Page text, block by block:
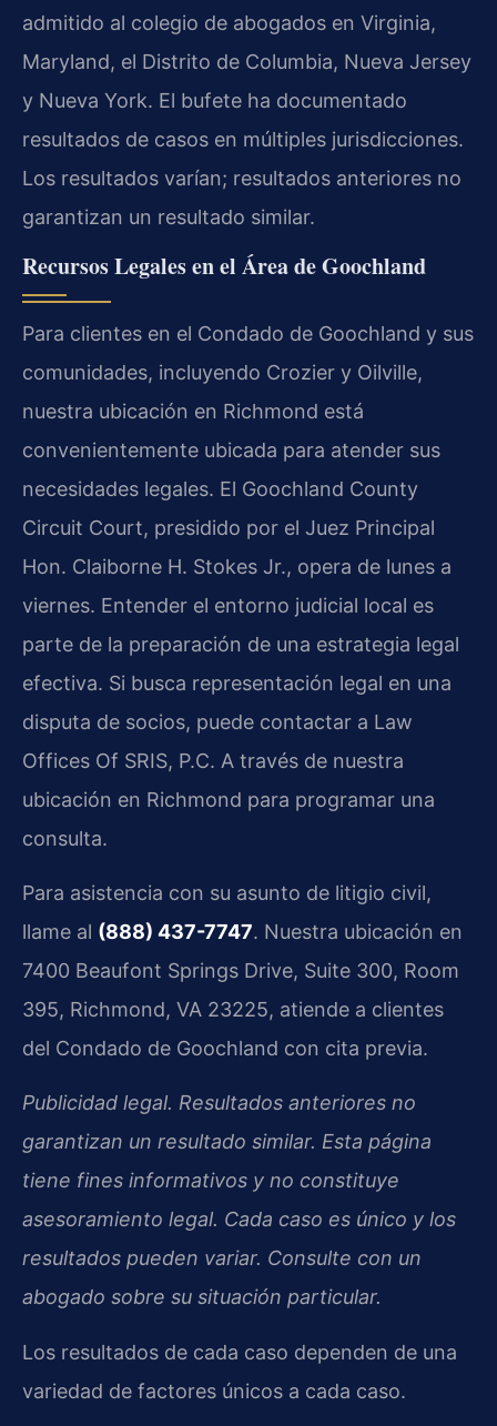
admitido al colegio de abogados en Virginia,
Maryland, el Distrito de Columbia, Nueva Jersey
y Nueva York. El bufete ha documentado
resultados de casos en múltiples jurisdicciones.
Los resultados varían; resultados anteriores no
garantizan un resultado similar.
Recursos Legales en el Área de Goochland
Para clientes en el Condado de Goochland y sus
comunidades, incluyendo Crozier y Oilville,
nuestra ubicación en Richmond está
convenientemente ubicada para atender sus
necesidades legales. El Goochland County
Circuit Court, presidido por el Juez Principal
Hon. Claiborne H. Stokes Jr., opera de lunes a
viernes. Entender el entorno judicial local es
parte de la preparación de una estrategia legal
efectiva. Si busca representación legal en una
disputa de socios, puede contactar a Law
Offices Of SRIS, P.C. A través de nuestra
ubicación en Richmond para programar una
consulta.
Para asistencia con su asunto de litigio civil,
llame al (888) 437-7747. Nuestra ubicación en
7400 Beaufont Springs Drive, Suite 300, Room
395, Richmond, VA 23225, atiende a clientes
del Condado de Goochland con cita previa.
Publicidad legal. Resultados anteriores no
garantizan un resultado similar. Esta página
tiene fines informativos y no constituye
asesoramiento legal. Cada caso es único y los
resultados pueden variar. Consulte con un
abogado sobre su situación particular.
Los resultados de cada caso dependen de una
variedad de factores únicos a cada caso.